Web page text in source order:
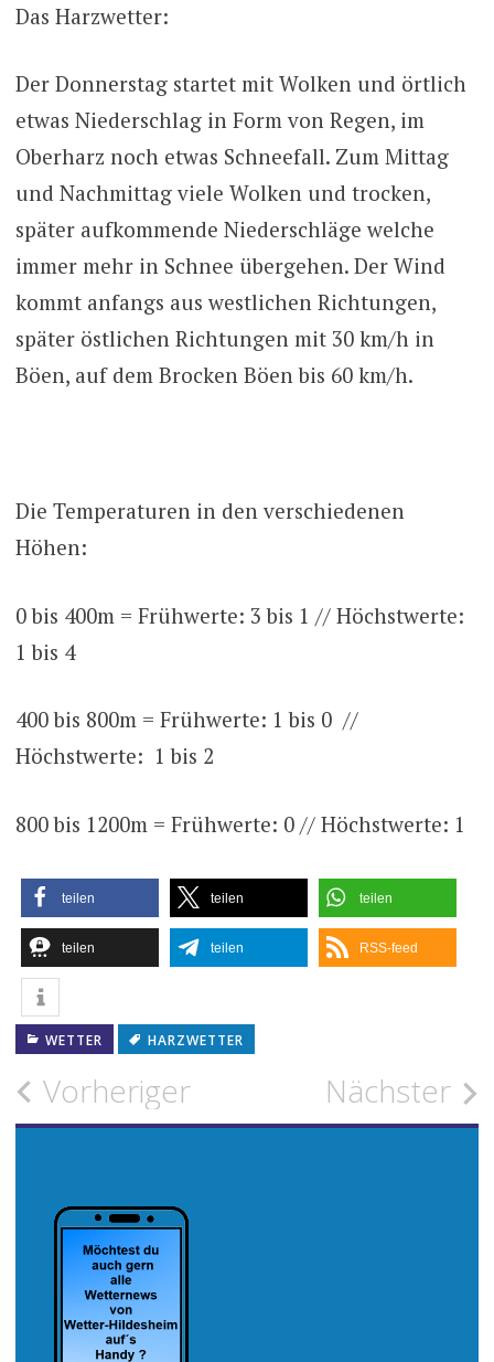
Das Harzwetter:
Der Donnerstag startet mit Wolken und örtlich
etwas Niederschlag in Form von Regen, im
Oberharz noch etwas Schneefall. Zum Mittag
und Nachmittag viele Wolken und trocken,
später aufkommende Niederschläge welche
immer mehr in Schnee übergehen. Der Wind
kommt anfangs aus westlichen Richtungen,
später östlichen Richtungen mit 30 km/h in
Böen, auf dem Brocken Böen bis 60 km/h.
Die Temperaturen in den verschiedenen
Höhen:
0 bis 400m = Frühwerte: 3 bis 1 // Höchstwerte:
1 bis 4
400 bis 800m = Frühwerte: 1 bis 0 //
Höchstwerte: 1 bis 2
800 bis 1200m = Frühwerte: 0 // Höchstwerte: 1
teilen teilen teilen
teilen teilen RSS-feed
WETTER HARZWETTER
Beitragsnavigation
Vorheriger Nächster